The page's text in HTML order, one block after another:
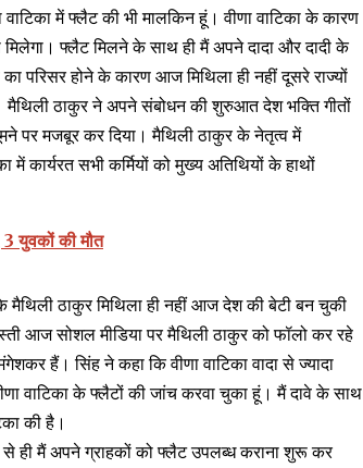
में फ्लैट की भी मालकिन हूं। वीणा वाटिका के कारण
फ्लैट मिलने के साथ ही मैं अपने दादा और दादी के
परिसर होने के कारण आज मिथिला ही नहीं दूसरे राज्यों
मैथिली ठाकुर ने अपने संबोधन की शुरुआत देश भक्ति गीतों
पर मजबूर कर दिया। मैथिली ठाकुर के नेतृत्व में
में कार्यरत सभी कर्मियों को मुख्य अतिथियों के हाथों
3 युवकों की मौत
ठाकुर मिथिला ही नहीं आज देश की बेटी बन चुकी
आज सोशल मीडिया पर मैथिली ठाकुर को फॉलो कर रहे
हैं। सिंह ने कहा कि वीणा वाटिका वादा से ज्यादा
वाटिका के फ्लैटों की जांच करवा चुका हूं। मैं दावे के साथ
की है।
ही मैं अपने ग्राहकों को फ्लैट उपलब्ध कराना शुरू कर